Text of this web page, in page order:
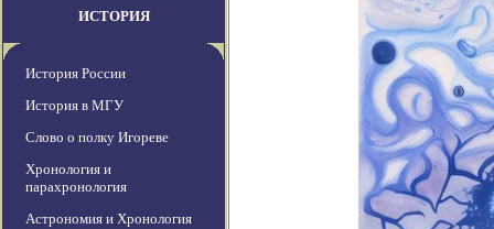
ИСТОРИЯ
История России
История в МГУ
Слово о полку Игореве
Хронология и
парахронология
Астрономия и Хронология